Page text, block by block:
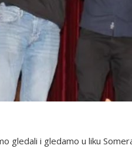
gledali i gledamo u liku